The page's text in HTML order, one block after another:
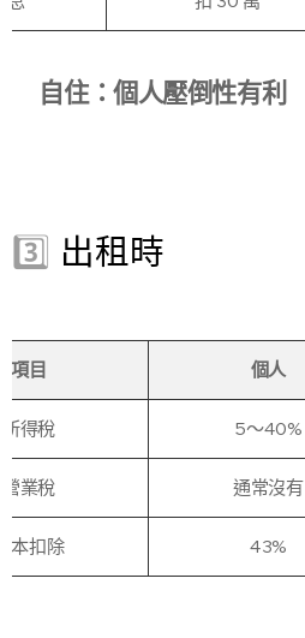
自住：個人壓倒性有利
3️⃣ 出租時
項目 個人
所得稅 5～40%
營業稅 通常沒有
本扣除 43%